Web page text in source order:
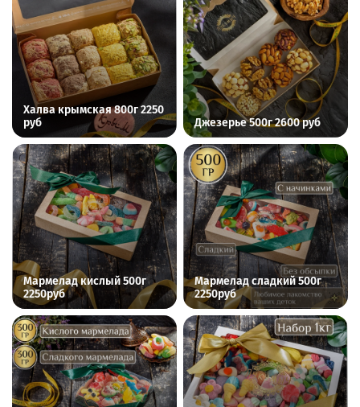
Халва крымская 800г 2250
руб
Джезерье 500г 2600 руб
Мармелад кислый 500г
2250руб
Мармелад сладкий 500г
2250руб